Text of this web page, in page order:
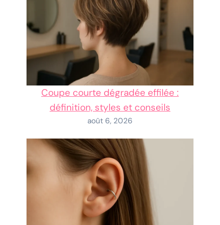
Coupe courte dégradée effilée :
définition, styles et conseils
août 6, 2026